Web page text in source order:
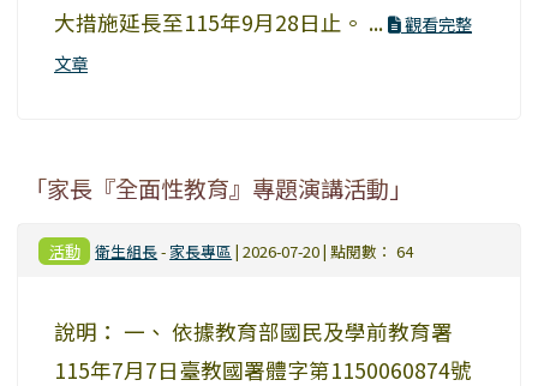
大措施延長至115年9月28日止。 ...
觀看完整
文章
「家長『全面性教育』專題演講活動」
活動 衛生組長- 家長專區 | 2026-07-20 | 點閱數： 64
說明： 一、 依據教育部國民及學前教育署
115年7月7日臺教國署體字第1150060874號